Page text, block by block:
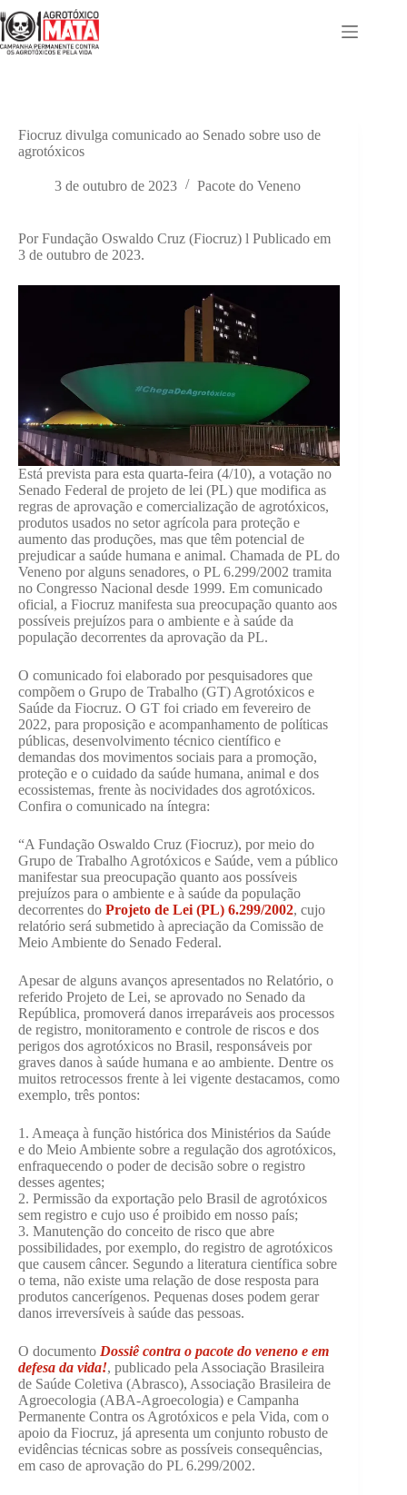
para
o
conteúdo
Fiocruz divulga comunicado ao Senado sobre uso de
agrotóxicos
3 de outubro de 2023 Pacote do Veneno
Por Fundação Oswaldo Cruz (Fiocruz) l Publicado em
3 de outubro de 2023.
Está prevista para esta quarta-feira (4/10), a votação no
Senado Federal de projeto de lei (PL) que modifica as
regras de aprovação e comercialização de agrotóxicos,
produtos usados no setor agrícola para proteção e
aumento das produções, mas que têm potencial de
prejudicar a saúde humana e animal. Chamada de PL do
Veneno por alguns senadores, o PL 6.299/2002 tramita
no Congresso Nacional desde 1999. Em comunicado
oficial, a Fiocruz manifesta sua preocupação quanto aos
possíveis prejuízos para o ambiente e à saúde da
população decorrentes da aprovação da PL.
O comunicado foi elaborado por pesquisadores que
compõem o Grupo de Trabalho (GT) Agrotóxicos e
Saúde da Fiocruz. O GT foi criado em fevereiro de
2022, para proposição e acompanhamento de políticas
públicas, desenvolvimento técnico científico e
demandas dos movimentos sociais para a promoção,
proteção e o cuidado da saúde humana, animal e dos
ecossistemas, frente às nocividades dos agrotóxicos.
Confira o comunicado na íntegra:
“A Fundação Oswaldo Cruz (Fiocruz), por meio do
Grupo de Trabalho Agrotóxicos e Saúde, vem a público
manifestar sua preocupação quanto aos possíveis
prejuízos para o ambiente e à saúde da população
decorrentes do Projeto de Lei (PL) 6.299/2002, cujo
relatório será submetido à apreciação da Comissão de
Meio Ambiente do Senado Federal.
Apesar de alguns avanços apresentados no Relatório, o
referido Projeto de Lei, se aprovado no Senado da
República, promoverá danos irreparáveis aos processos
de registro, monitoramento e controle de riscos e dos
perigos dos agrotóxicos no Brasil, responsáveis por
graves danos à saúde humana e ao ambiente. Dentre os
muitos retrocessos frente à lei vigente destacamos, como
exemplo, três pontos:
1. Ameaça à função histórica dos Ministérios da Saúde
e do Meio Ambiente sobre a regulação dos agrotóxicos,
enfraquecendo o poder de decisão sobre o registro
desses agentes;
2. Permissão da exportação pelo Brasil de agrotóxicos
sem registro e cujo uso é proibido em nosso país;
3. Manutenção do conceito de risco que abre
possibilidades, por exemplo, do registro de agrotóxicos
que causem câncer. Segundo a literatura científica sobre
o tema, não existe uma relação de dose resposta para
produtos cancerígenos. Pequenas doses podem gerar
danos irreversíveis à saúde das pessoas.
O documento Dossiê contra o pacote do veneno e em
defesa da vida!, publicado pela Associação Brasileira
de Saúde Coletiva (Abrasco), Associação Brasileira de
Agroecologia (ABA-Agroecologia) e Campanha
Permanente Contra os Agrotóxicos e pela Vida, com o
apoio da Fiocruz, já apresenta um conjunto robusto de
evidências técnicas sobre as possíveis consequências,
em caso de aprovação do PL 6.299/2002.